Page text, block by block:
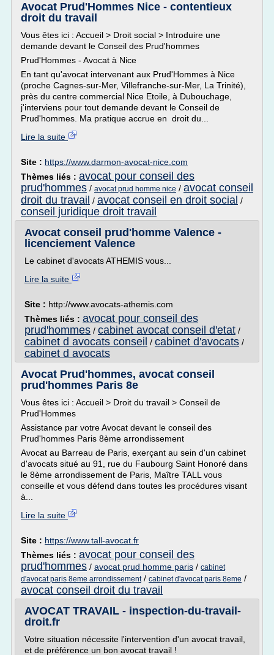
Avocat Prud'Hommes Nice - contentieux
droit du travail
Vous êtes ici : Accueil > Droit social > Introduire une
demande devant le Conseil des Prud'hommes
Prud'Hommes - Avocat à Nice
En tant qu'avocat intervenant aux Prud'Hommes à Nice
(proche Cagnes-sur-Mer, Villefranche-sur-Mer, La Trinité),
près du centre commercial Nice Etoile, à Dubouchage,
j'interviens pour tout demande devant le Conseil de
Prud'hommes. Ma pratique accrue en droit du...
Lire la suite
Site : https://www.darmon-avocat-nice.com
Thèmes liés : avocat pour conseil des
prud'hommes / avocat prud homme nice / avocat conseil
droit du travail / avocat conseil en droit social /
conseil juridique droit travail
Avocat conseil prud'homme Valence -
licenciement Valence
Le cabinet d'avocats ATHEMIS vous...
Lire la suite
Site : http://www.avocats-athemis.com
Thèmes liés : avocat pour conseil des
prud'hommes / cabinet avocat conseil d'etat /
cabinet d avocats conseil / cabinet d'avocats /
cabinet d avocats
Avocat Prud'hommes, avocat conseil
prud'hommes Paris 8e
Vous êtes ici : Accueil > Droit du travail > Conseil de
Prud'Hommes
Assistance par votre Avocat devant le conseil des
Prud'hommes Paris 8ème arrondissement
Avocat au Barreau de Paris, exerçant au sein d'un cabinet
d'avocats situé au 91, rue du Faubourg Saint Honoré dans
le 8ème arrondissement de Paris, Maître TALL vous
conseille et vous défend dans toutes les procédures visant
à...
Lire la suite
Site : https://www.tall-avocat.fr
Thèmes liés : avocat pour conseil des
prud'hommes / avocat prud homme paris / cabinet
d'avocat paris 8eme arrondissement/ cabinet d'avocat paris 8eme /
avocat conseil droit du travail
AVOCAT TRAVAIL - inspection-du-travail-
droit.fr
Votre situation nécessite l'intervention d'un avocat travail,
et de préférence un bon avocat travail !